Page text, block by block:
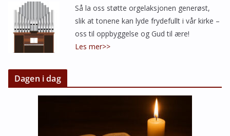
Så la oss støtte orgelaksjonen generøst,
slik at tonene kan lyde frydefullt i vår kirke –
oss til oppbyggelse og Gud til ære!
Les mer>>
Dagen i dag